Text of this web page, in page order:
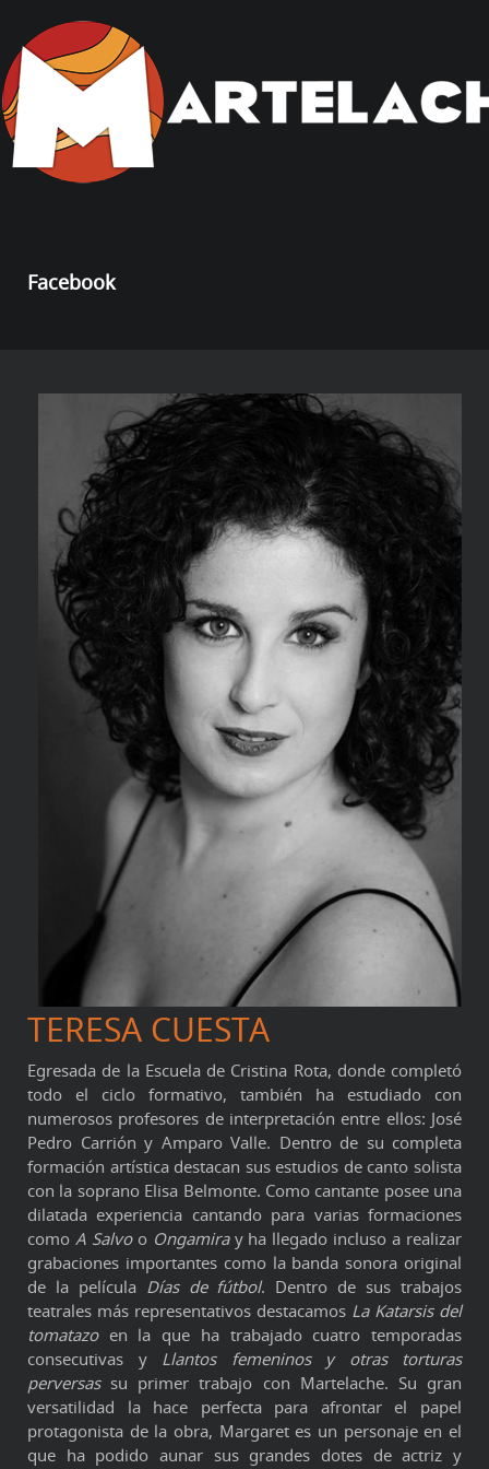
Facebook
TERESA CUESTA
Egresada de la Escuela de Cristina Rota, donde completó
todo el ciclo formativo, también ha estudiado con
numerosos profesores de interpretación entre ellos: José
Pedro Carrión y Amparo Valle. Dentro de su completa
formación artística destacan sus estudios de canto solista
con la soprano Elisa Belmonte. Como cantante posee una
dilatada experiencia cantando para varias formaciones
como A Salvoo Ongamiray ha llegado incluso a realizar
grabaciones importantes como la banda sonora original
de la película Días de fútbol. Dentro de sus trabajos
teatrales más representativos destacamos La Katarsis del
tomatazoen la que ha trabajado cuatro temporadas
consecutivas y Llantos femeninos y otras torturas
perversassu primer trabajo con Martelache. Su gran
versatilidad la hace perfecta para afrontar el papel
protagonista de la obra, Margaret es un personaje en el
que ha podido aunar sus grandes dotes de actriz y